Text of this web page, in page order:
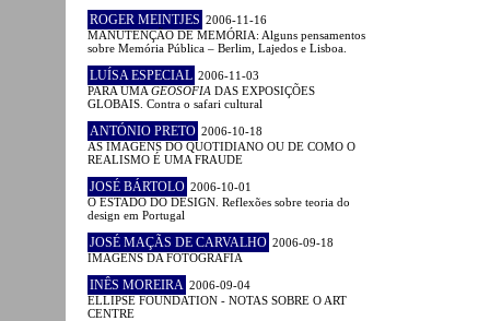
ROGER MEINTJES 2006-11-16
MANUTENÇÃO DE MEMÓRIA: Alguns pensamentos
sobre Memória Pública – Berlim, Lajedos e Lisboa.
LUÍSA ESPECIAL 2006-11-03
PARA UMA GEOSOFIA DAS EXPOSIÇÕES
GLOBAIS. Contra o safari cultural
ANTÓNIO PRETO 2006-10-18
AS IMAGENS DO QUOTIDIANO OU DE COMO O
REALISMO É UMA FRAUDE
JOSÉ BÁRTOLO 2006-10-01
O ESTADO DO DESIGN. Reflexões sobre teoria do
design em Portugal
JOSÉ MAÇÃS DE CARVALHO 2006-09-18
IMAGENS DA FOTOGRAFIA
INÊS MOREIRA 2006-09-04
ELLIPSE FOUNDATION - NOTAS SOBRE O ART
CENTRE